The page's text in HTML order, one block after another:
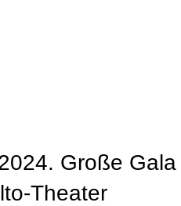
Große Gala
Theater